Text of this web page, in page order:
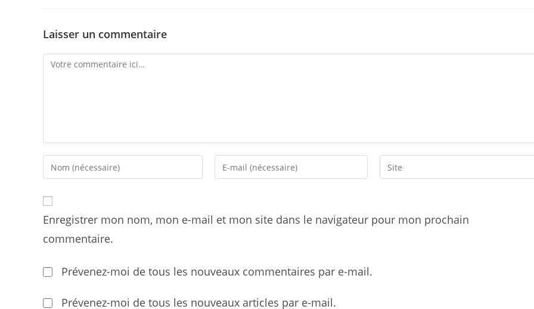
Laisser un commentaire
Comment
Enter
your
or
username
to
Enter
your
to
Saisir
l’URL
site
Enregistrer mon nom, mon e-mail et mon site dans le navigateur pour mon prochain
commentaire.
Prévenez-moi de tous les nouveaux commentaires par e-mail.
Prévenez-moi de tous les nouveaux articles par e-mail.